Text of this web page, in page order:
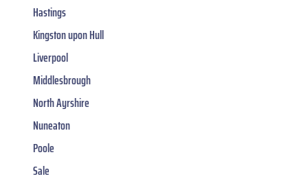
Hastings
Kingston upon Hull
Liverpool
Middlesbrough
North Ayrshire
Nuneaton
Poole
Sale